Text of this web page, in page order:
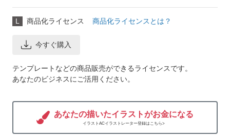
L 商品化ライセンス 商品化ライセンスとは？
今すぐ購入
テンプレートなどの商品販売ができるライセンスです。
あなたのビジネスにご活用ください。
あなたの描いたイラストがお金になる
イラストACイラストレーター登録はこちら>